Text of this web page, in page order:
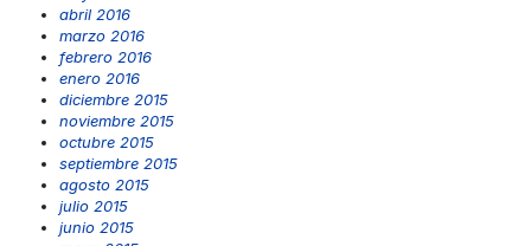
abril 2016
marzo 2016
febrero 2016
enero 2016
diciembre 2015
noviembre 2015
octubre 2015
septiembre 2015
agosto 2015
julio 2015
junio 2015